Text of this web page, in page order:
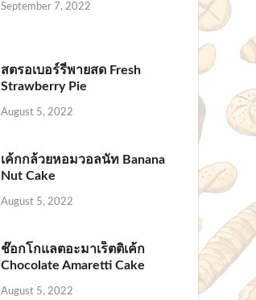
September 7, 2022
สตรอเบอร์รี่พายสด Fresh
Strawberry Pie
August 5, 2022
เค้กกล้วยหอมวอลนัท Banana
Nut Cake
August 5, 2022
ช๊อกโกแลตอะมาเร็ตติเค้ก
Chocolate Amaretti Cake
August 5, 2022